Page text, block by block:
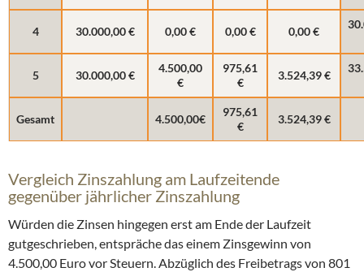
4 30.000,00 € 0,00 € 0,00 € 0,00 €
5 30.000,00 €
4.500,00
€
975,61
€
3.524,39 €
Gesamt 4.500,00€
975,61
€
3.524,39 €
Vergleich Zinszahlung am Laufzeitende
gegenüber jährlicher Zinszahlung
Würden die Zinsen hingegen erst am Ende der Laufzeit
gutgeschrieben, entspräche das einem Zinsgewinn von
4.500,00 Euro vor Steuern. Abzüglich des Freibetrags von 801